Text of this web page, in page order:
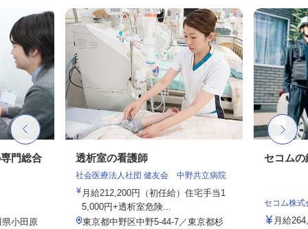
門総合
小田原
透析室の看護師
社会医療法人社団 健友会 中野共立病院
月給212,200円（初任給）住宅手当1
5,000円+透析室危険...
東京都中野区中野5-44-7／東京都杉
セコムの
セコム株式
月給